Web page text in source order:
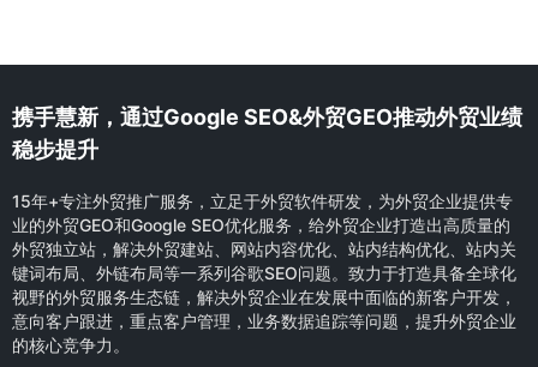
携手慧新，通过Google SEO&外贸GEO推动外贸业绩
稳步提升
15年+专注外贸推广服务，立足于外贸软件研发，为外贸企业提供专
业的外贸GEO和Google SEO优化服务，给外贸企业打造出高质量的
外贸独立站，解决外贸建站、网站内容优化、站内结构优化、站内关
键词布局、外链布局等一系列谷歌SEO问题。致力于打造具备全球化
视野的外贸服务生态链，解决外贸企业在发展中面临的新客户开发，
意向客户跟进，重点客户管理，业务数据追踪等问题，提升外贸企业
的核心竞争力。